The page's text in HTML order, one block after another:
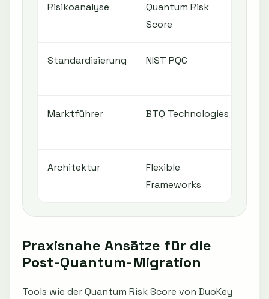
Risikoanalyse
Quantum Risk
Score
Standardisierung NIST PQC
Marktführer BTQ Technologies
Architektur
Flexible
Frameworks
Praxisnahe Ansätze für die
Post-Quantum-Migration
Tools wie der Quantum Risk Score von DuoKey